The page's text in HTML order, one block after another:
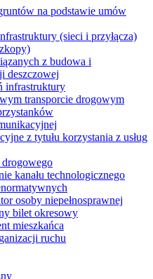
na podstawie umów
(sieci i przyłącza)
z budowa i
deszczowej
infrastruktury
transporcie drogowym
z tytułu korzystania z usług
drogowego
kanału technologicznego
osoby niepełnosprawnej
bilet okresowy
mieszkańca
ruchu